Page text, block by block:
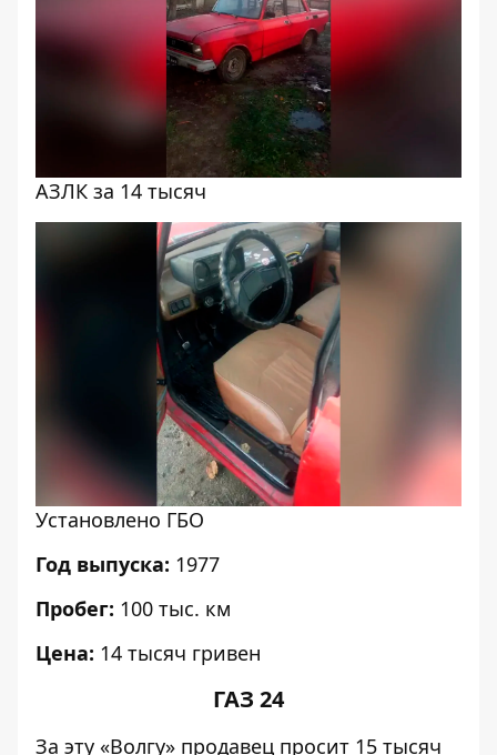
АЗЛК за 14 тысяч
Установлено ГБО
Год выпуска: 1977
Пробег: 100 тыс. км
Цена: 14 тысяч гривен
ГАЗ 24
За эту «Волгу» продавец просит 15 тысяч